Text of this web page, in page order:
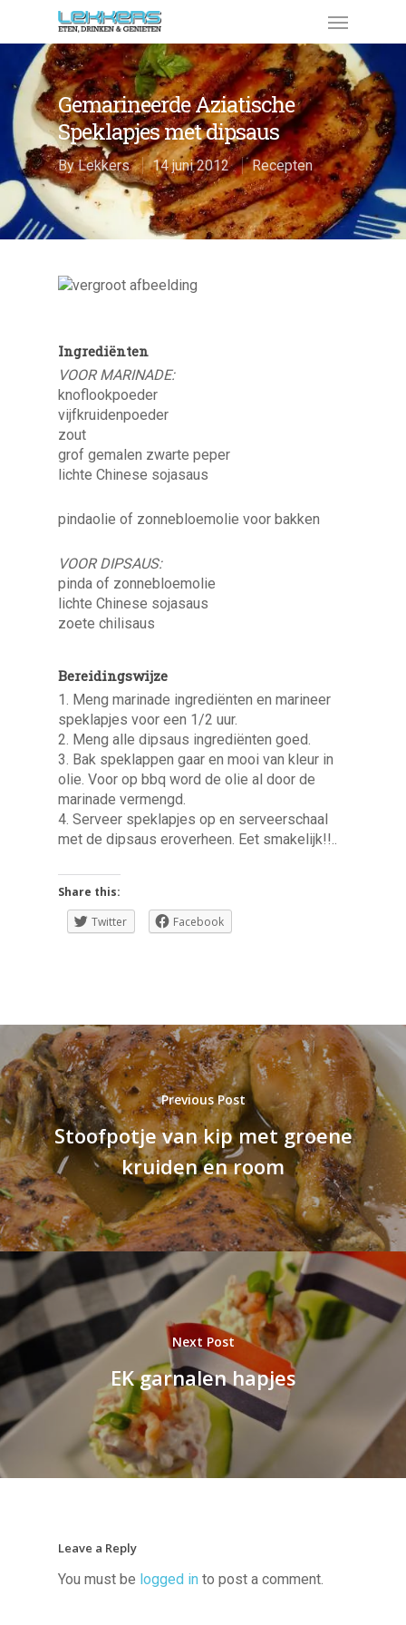
Gemarineerde Aziatische
Speklapjes met dipsaus
ByLekkers 14 juni 2012 Recepten
Ingrediënten
VOOR MARINADE:
knoflookpoeder
vijfkruidenpoeder
zout
grof gemalen zwarte peper
lichte Chinese sojasaus
pindaolie of zonnebloemolie voor bakken
VOOR DIPSAUS:
pinda of zonnebloemolie
lichte Chinese sojasaus
zoete chilisaus
Bereidingswijze
1. Meng marinade ingrediënten en marineer
speklapjes voor een 1/2 uur.
2. Meng alle dipsaus ingrediënten goed.
3. Bak speklappen gaar en mooi van kleur in
olie. Voor op bbq word de olie al door de
marinade vermengd.
4. Serveer speklapjes op en serveerschaal
met de dipsaus eroverheen. Eet smakelijk!!..
Share this:
Twitter
Facebook
Previous Post
Stoofpotje van kip met groene
kruiden en room
Next Post
EK garnalen hapjes
Leave a Reply
You must be logged in to post a comment.